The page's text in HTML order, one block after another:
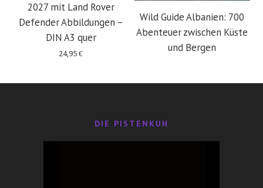
2027 mit Land Rover
Defender Abbildungen –
DIN A3 quer
24,95€
Wild Guide Albanien: 700
Abenteuer zwischen Küste
und Bergen
DIE PISTENKUH